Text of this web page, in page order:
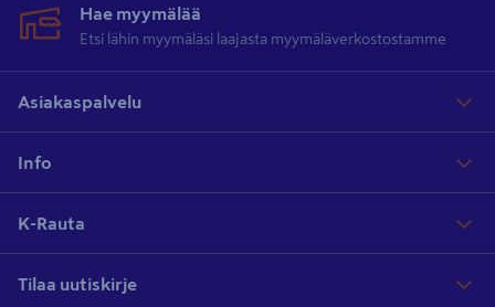
Hae myymälää
Etsi lähin myymäläsi laajasta myymäläverkostostamme
Asiakaspalvelu
Info
K-Rauta
Tilaa uutiskirje